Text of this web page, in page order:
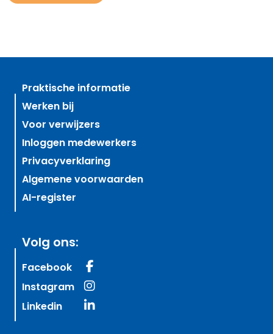
Praktische informatie
Werken bij
Voor verwijzers
Inloggen medewerkers
Privacyverklaring
Algemene voorwaarden
AI-register
Volg ons:
Facebook
Instagram
Linkedin